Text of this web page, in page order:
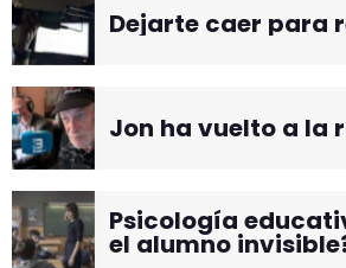
Dejarte caer para
Jon ha vuelto a la
Psicología
el alumno